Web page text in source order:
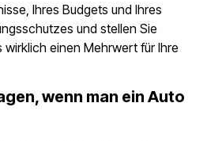
Ihres Budgets und Ihres
und stellen Sie
wirklich einen Mehrwert für Ihre
wenn man ein Auto